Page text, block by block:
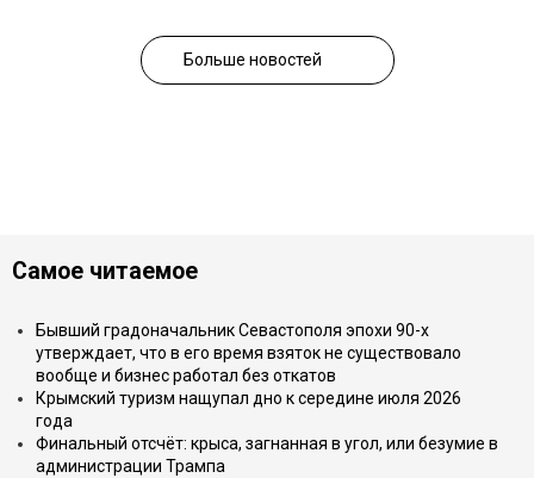
Больше новостей
Самое читаемое
Бывший градоначальник Севастополя эпохи 90-х
утверждает, что в его время взяток не существовало
вообще и бизнес работал без откатов
Крымский туризм нащупал дно к середине июля 2026
года
Финальный отсчёт: крыса, загнанная в угол, или безумие в
администрации Трампа